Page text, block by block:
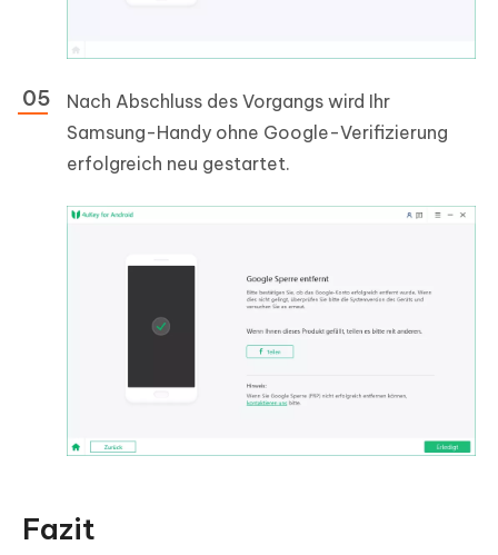
Nach Abschluss des Vorgangs wird Ihr
Samsung-Handy ohne Google-Verifizierung
erfolgreich neu gestartet.
Fazit